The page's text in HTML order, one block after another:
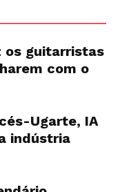
os guitarristas
com o
Ugarte, IA
indústria